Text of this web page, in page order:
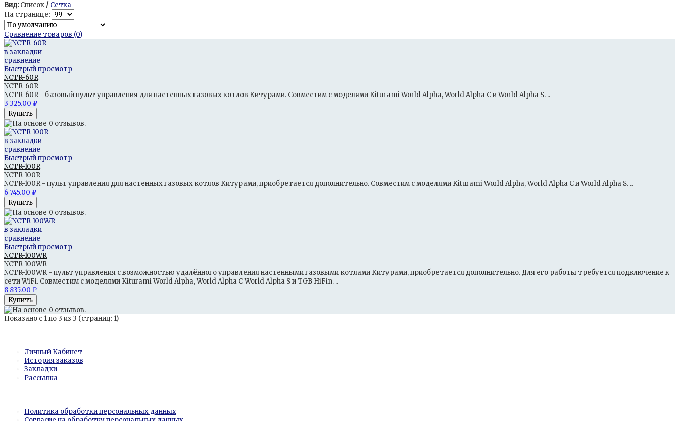
Вид: Список / Сетка
На странице:
Сравнение товаров (0)
в закладки
сравнение
Быстрый просмотр
NCTR-60R
NCTR-60R
NCTR-60R - базовый пульт управления для настенных газовых котлов Китурами. Совместим с моделями Kiturami World Alpha, World Alpha C и World Alpha S. ..
3 325.00 ₽
в закладки
сравнение
Быстрый просмотр
NCTR-100R
NCTR-100R
NCTR-100R - пульт управления для настенных газовых котлов Китурами, приобретается дополнительно. Совместим с моделями Kiturami World Alpha, World Alpha C и World Alpha S. ..
6 745.00 ₽
в закладки
сравнение
Быстрый просмотр
NCTR-100WR
NCTR-100WR
NCTR-100WR - пульт управления с возможностью удалённого управления настенными газовыми котлами Китурами, приобретается дополнительно. Для его работы требуется подключение к
сети WiFi. Совместим с моделями Kiturami World Alpha, World Alpha C World Alpha S и TGB HiFin. ..
8 835.00 ₽
Показано с 1 по 3 из 3 (страниц: 1)
Личный Кабинет
История заказов
Закладки
Рассылка
Политика обработки персональных данных